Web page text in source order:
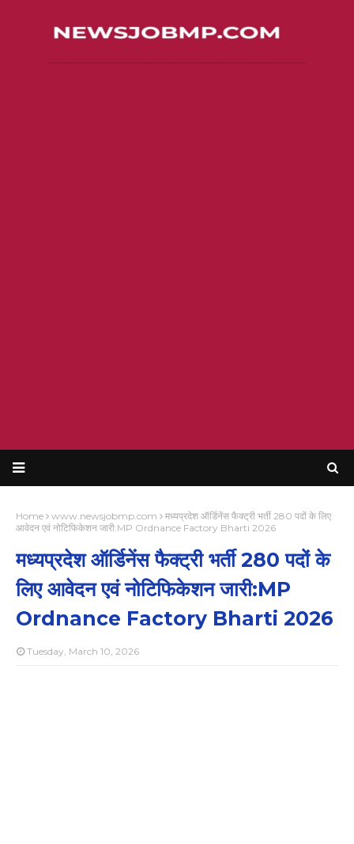
Home www.newsjobmp.com
मध्यप्रदेश ऑर्डिनेंस फैक्ट्री भर्ती 280 पदों के लिए
आवेदन एवं नोटिफिकेशन जारी:MP Ordnance Factory Bharti 2026
मध्यप्रदेश ऑर्डिनेंस फैक्ट्री भर्ती 280 पदों के
लिए आवेदन एवं नोटिफिकेशन जारी:MP
Ordnance Factory Bharti 2026
Tuesday, March 10, 2026